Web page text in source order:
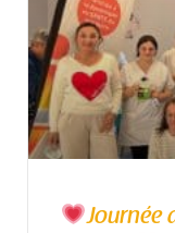
Journée